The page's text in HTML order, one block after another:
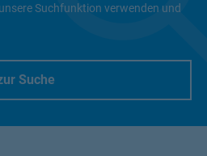
Suchfunktion verwenden und
Suche